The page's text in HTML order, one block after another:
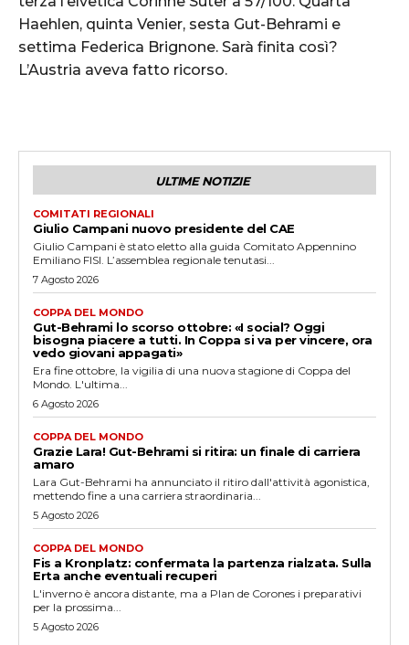
Haehlen, quinta Venier, sesta Gut-Behrami e
settima Federica Brignone. Sarà finita così?
L’Austria aveva fatto ricorso.
ULTIME NOTIZIE
COMITATI REGIONALI
Giulio Campani nuovo presidente del CAE
Giulio Campani è stato eletto alla guida Comitato Appennino
Emiliano FISI. L’assemblea regionale tenutasi...
7 Agosto 2026
COPPA DEL MONDO
Gut-Behrami lo scorso ottobre: «I social? Oggi
bisogna piacere a tutti. In Coppa si va per vincere, ora
vedo giovani appagati»
Era fine ottobre, la vigilia di una nuova stagione di Coppa del
Mondo. L'ultima...
6 Agosto 2026
COPPA DEL MONDO
Grazie Lara! Gut-Behrami si ritira: un finale di carriera
amaro
Lara Gut-Behrami ha annunciato il ritiro dall'attività agonistica,
mettendo fine a una carriera straordinaria...
5 Agosto 2026
COPPA DEL MONDO
Fis a Kronplatz: confermata la partenza rialzata. Sulla
Erta anche eventuali recuperi
L'inverno è ancora distante, ma a Plan de Corones i preparativi
per la prossima...
5 Agosto 2026